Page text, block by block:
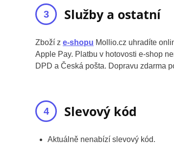
Služby a ostatní
Zboží z e-shopu Mollio.cz uhradíte
Apple Pay. Platbu v hotovosti e-shop
DPD a Česká pošta. Dopravu zdarma
Slevový kód
Aktuálně nenabízí slevový kód.